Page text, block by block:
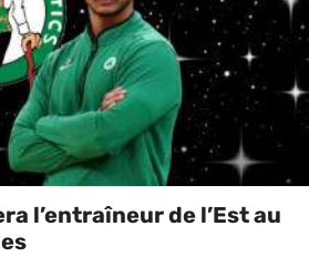
l’entraîneur de l’Est au